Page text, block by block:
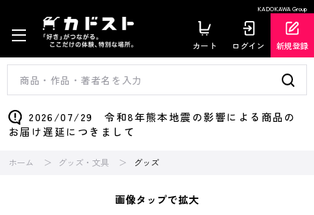
KADOKAWA Group
カート ログイン 新規登録
2026/07/29 令和8年熊本地震の影響による商品の
お届け遅延につきまして
ホーム グッズ・文具 グッズ
画像タップで拡大